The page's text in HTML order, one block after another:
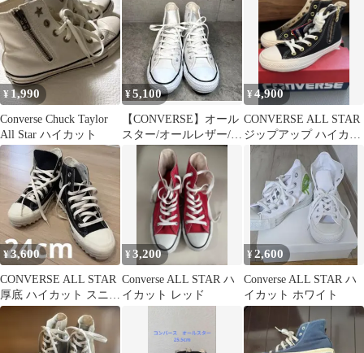
¥ 1,990
Converse Chuck Taylor
All Star ハイカット
¥5,100
【CONVERSE】オール
スター/オールレザー/ハ
イカット/廃盤
¥4,900
CONVERSE ALL STAR
ジップアップ ハイカッ
ト ブラック
¥ 3,600
CONVERSE ALL STAR
厚底 ハイカット スニー
カー 24cm
¥3,200
Converse ALL STAR ハ
イカット レッド
¥2,600
Converse ALL STAR ハ
イカット ホワイト